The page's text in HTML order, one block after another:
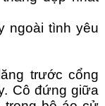
ngoài tình yêu
trước cổng
Cô đứng giữa